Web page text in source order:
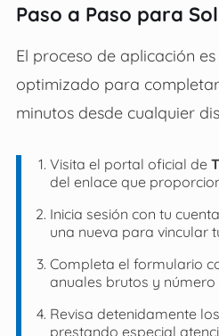
Paso a Paso para
El proceso de aplicación
optimizado para
minutos desde cualquier
Visita el portal oficial de
del enlace que
Inicia sesión con tu
una nueva para vincular
Completa el formulario
anuales brutos y número
Revisa detenidamente
prestando especial